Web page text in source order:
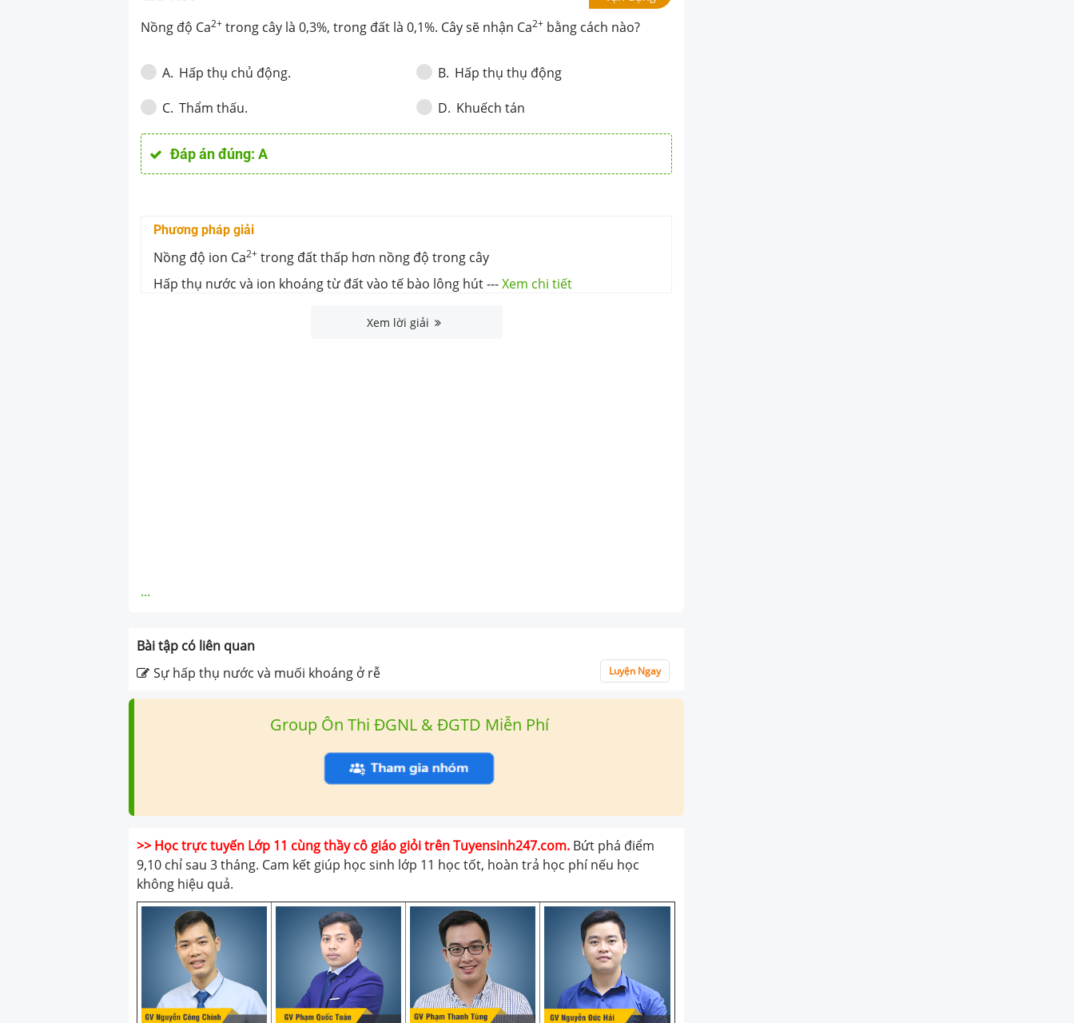
Nồng độ Ca2+ trong cây là 0,3%, trong đất là 0,1%. Cây sẽ nhận Ca2+ bằng cách nào?
A. Hấp thụ chủ động. B. Hấp thụ thụ động
C. Thẩm thấu. D. Khuếch tán
Đáp án đúng:A
Phương pháp giải
Nồng độ ion Ca2+ trong đất thấp hơn nồng độ trong cây
Hấp thụ nước và ion khoáng từ đất vào tế bào lông hút---Xem chi tiết
Xem lời giải
...
Bài tập có liên quan
Sự hấp thụ nước và muối khoáng ở rễ
Luyện Ngay
Group Ôn Thi ĐGNL & ĐGTD Miễn Phí
>> Học trực tuyến Lớp 11 cùng thầy cô giáo giỏi trên Tuyensinh247.com. Bứt phá điểm
9,10 chỉ sau 3 tháng. Cam kết giúp học sinh lớp 11 học tốt, hoàn trả học phí nếu học
không hiệu quả.